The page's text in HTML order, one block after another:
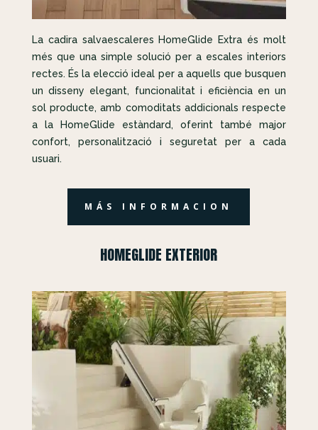
La cadira salvaescaleres HomeGlide Extra és molt
més que una simple solució per a escales interiors
rectes. És la elecció ideal per a aquells que busquen
un disseny elegant, funcionalitat i eficiència en un
sol producte, amb comoditats addicionals respecte
a la HomeGlide estàndard, oferint també major
confort, personalització i seguretat per a cada
usuari.
MÁS INFORMACION
HOMEGLIDE EXTERIOR